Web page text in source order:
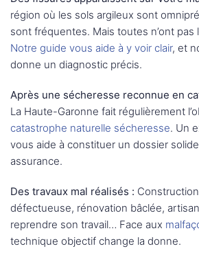
région où les sols argileux sont
sont fréquentes. Mais toutes n’ont pas
Notre guide vous aide à y voir clair, et
donne un diagnostic précis.
Après une sécheresse reconnue en
La Haute-Garonne fait régulièrement
catastrophe naturelle sécheresse. Un
vous aide à constituer un dossier
assurance.
Des travaux mal réalisés :
défectueuse, rénovation bâclée,
reprendre son travail… Face aux
technique objectif change la donne.